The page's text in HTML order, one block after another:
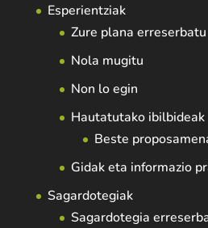
Esperientziak
Zure plana erreserbatu
Nola mugitu
Non lo egin
Hautatutako ibilbideak
Beste
Gidak eta informazio
Sagardotegiak
Sagardotegia